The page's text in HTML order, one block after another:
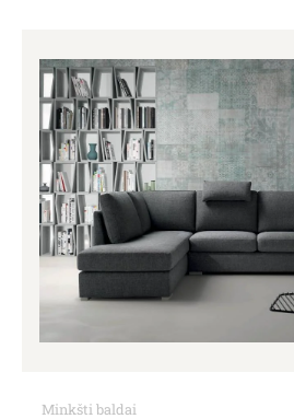
Minkšti baldai